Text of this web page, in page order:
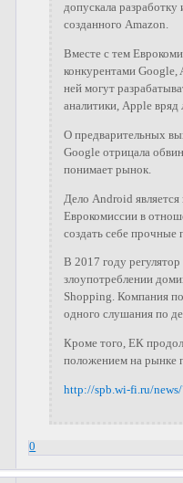
допускала
созданного Amazon.
Вместе с тем
конкурентами Google,
ней могут
аналитики, Apple вряд
О предварительных
Google отрицала
понимает рынок.
Дело Android
Еврокомиссии в
создать себе
В 2017 году
злоупотреблении
Shopping. Компания
одного слушания по
Кроме того, ЕК
положением на рынке
http://spb.wi-fi.ru/
0